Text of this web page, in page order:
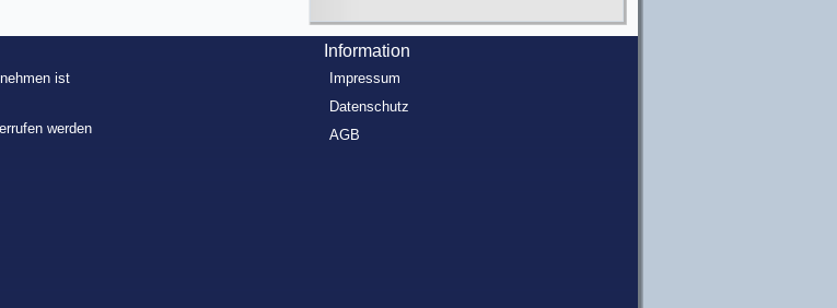
ist
werden
Information
Impressum
Datenschutz
AGB